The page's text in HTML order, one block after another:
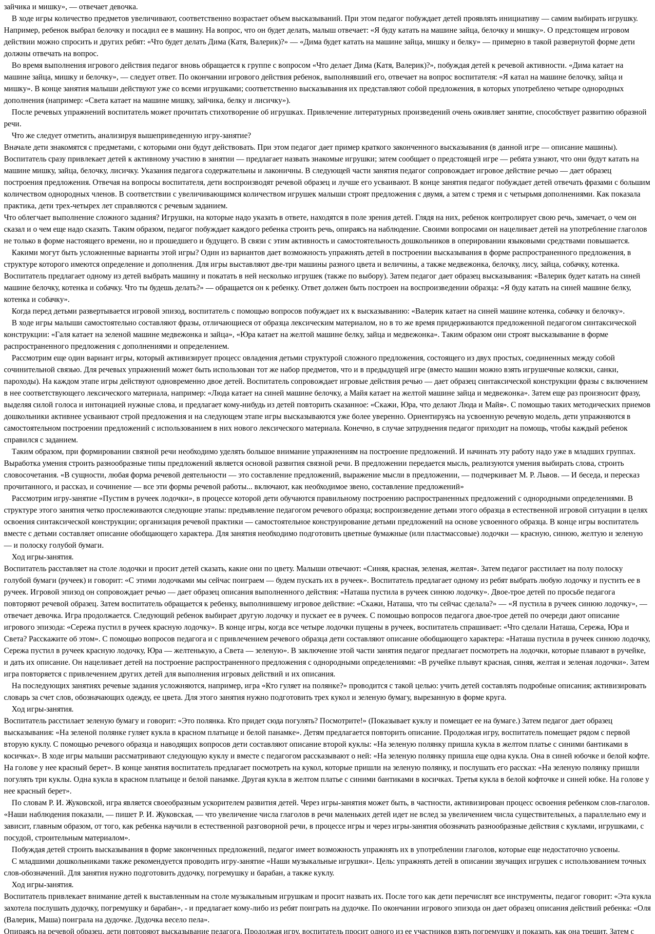
зайчика и мишку», — отвечает девочка.
В ходе игры количество предметов увеличивают, соответственно возрастает объем высказываний. При этом педагог побуждает детей проявлять инициативу — самим выбирать игрушку.
Например, ребенок выбрал белочку и посадил ее в машину. На вопрос, что он будет делать, малыш отвечает: «Я буду катать на машине зайца, белочку и мишку». О предстоящем игровом
действии можно спросить и других ребят: «Что будет делать Дима (Катя, Валерик)?» — «Дима будет катать на машине зайца, мишку и белку» — примерно в такой развернутой форме дети
должны отвечать на вопрос.
Во время выполнения игрового действия педагог вновь обращается к группе с вопросом «Что делает Дима (Катя, Валерик)?», побуждая детей к речевой активности. «Дима катает на
машине зайца, мишку и белочку», — следует ответ. По окончании игрового действия ребенок, выполнявший его, отвечает на вопрос воспитателя: «Я катал на машине белочку, зайца и
мишку». В конце занятия малыши действуют уже со всеми игрушками; соответственно высказывания их представляют собой предложения, в которых употреблено четыре однородных
дополнения (например: «Света катает на машине мишку, зайчика, белку и лисичку»).
После речевых упражнений воспитатель может прочитать стихотворение об игрушках. Привлечение литературных произведений очень оживляет занятие, способствует развитию образной
речи.
Что же следует отметить, анализируя вышеприведенную игру-занятие?
Вначале дети знакомятся с предметами, с которыми они будут действовать. При этом педагог дает пример краткого законченного высказывания (в данной игре — описание машины).
Воспитатель сразу привлекает детей к активному участию в занятии — предлагает назвать знакомые игрушки; затем сообщает о предстоящей игре — ребята узнают, что они будут катать на
машине мишку, зайца, белочку, лисичку. Указания педагога содержательны и лаконичны. В следующей части занятия педагог сопровождает игровое действие речью — дает образец
построения предложения. Отвечая на вопросы воспитателя, дети воспроизводят речевой образец и лучше его усваивают. В конце занятия педагог побуждает детей отвечать фразами с большим
количеством однородных членов. В соответствии с увеличивающимся количеством игрушек малыши строят предложения с двумя, а затем с тремя и с четырьмя дополнениями. Как показала
практика, дети трех-четырех лет справляются с речевым заданием.
Что облегчает выполнение сложного задания? Игрушки, на которые надо указать в ответе, находятся в поле зрения детей. Глядя на них, ребенок контролирует свою речь, замечает, о чем он
сказал и о чем еще надо сказать. Таким образом, педагог побуждает каждого ребенка строить речь, опираясь на наблюдение. Своими вопросами он нацеливает детей на употребление глаголов
не только в форме настоящего времени, но и прошедшего и будущего. В связи с этим активность и самостоятельность дошкольников в оперировании языковыми средствами повышается.
Какими могут быть усложненные варианты этой игры? Один из вариантов дает возможность упражнять детей в построении высказывания в форме распространенного предложения, в
структуре которого имеются определение и дополнения. Для игры выставляют две-три машины разного цвета и величины, а также медвежонка, белочку, лису, зайца, собачку, котенка.
Воспитатель предлагает одному из детей выбрать машину и покатать в ней несколько игрушек (также по выбору). Затем педагог дает образец высказывания: «Валерик будет катать на синей
машине белочку, котенка и собачку. Что ты будешь делать?» — обращается он к ребенку. Ответ должен быть построен на воспроизведении образца: «Я буду катать на синей машине белку,
котенка и собачку».
Когда перед детьми развертывается игровой эпизод, воспитатель с помощью вопросов побуждает их к высказыванию: «Валерик катает на синей машине котенка, собачку и белочку».
В ходе игры малыши самостоятельно составляют фразы, отличающиеся от образца лексическим материалом, но в то же время придерживаются предложенной педагогом синтаксической
конструкции: «Галя катает на зеленой машине медвежонка и зайца», «Юра катает на желтой машине белку, зайца и медвежонка». Таким образом они строят высказывание в форме
распространенного предложения с дополнениями и определением.
Рассмотрим еще один вариант игры, который активизирует процесс овладения детьми структурой сложного предложения, состоящего из двух простых, соединенных между собой
сочинительной связью. Для речевых упражнений может быть использован тот же набор предметов, что и в предыдущей игре (вместо машин можно взять игрушечные коляски, санки,
пароходы). На каждом этапе игры действуют одновременно двое детей. Воспитатель сопровождает игровые действия речью — дает образец синтаксической конструкции фразы с включением
в нее соответствующего лексического материала, например: «Люда катает на синей машине белочку, а Майя катает на желтой машине зайца и медвежонка». Затем еще раз произносит фразу,
выделяя силой голоса и интонацией нужные слова, и предлагает кому-нибудь из детей повторить сказанное: «Скажи, Юра, что делают Люда и Майя». С помощью таких методических приемов
дошкольники активнее усваивают строй предложения и на следующем этапе игры высказываются уже более уверенно. Ориентируясь на усвоенную речевую модель, дети упражняются в
самостоятельном построении предложений с использованием в них нового лексического материала. Конечно, в случае затруднения педагог приходит на помощь, чтобы каждый ребенок
справился с заданием.
Таким образом, при формировании связной речи необходимо уделять большое внимание упражнениям на построение предложений. И начинать эту работу надо уже в младших группах.
Выработка умения строить разнообразные типы предложений является основой развития связной речи. В предложении передается мысль, реализуются умения выбирать слова, строить
словосочетания. «В сущности, любая форма речевой деятельности — это составление предложений, выражение мысли в предложении, — подчеркивает М. Р. Львов. — И беседа, и пересказ
прочитанного, и рассказ, и сочинение — все эти формы речевой работы... включают, как необходимое звено, составление предложений»
Рассмотрим игру-занятие «Пустим в ручеек лодочки», в процессе которой дети обучаются правильному построению распространенных предложений с однородными определениями. В
структуре этого занятия четко прослеживаются следующие этапы: предъявление педагогом речевого образца; воспроизведение детьми этого образца в естественной игровой ситуации в целях
освоения синтаксической конструкции; организация речевой практики — самостоятельное конструирование детьми предложений на основе усвоенного образца. В конце игры воспитатель
вместе с детьми составляет описание обобщающего характера. Для занятия необходимо подготовить цветные бумажные (или пластмассовые) лодочки — красную, синюю, желтую и зеленую
— и полоску голубой бумаги.
Ход игры-занятия.
Воспитатель расставляет на столе лодочки и просит детей сказать, какие они по цвету. Малыши отвечают: «Синяя, красная, зеленая, желтая». Затем педагог расстилает на полу полоску
голубой бумаги (ручеек) и говорит: «С этими лодочками мы сейчас поиграем — будем пускать их в ручеек». Воспитатель предлагает одному из ребят выбрать любую лодочку и пустить ее в
ручеек. Игровой эпизод он сопровождает речью — дает образец описания выполненного действия: «Наташа пустила в ручеек синюю лодочку». Двое-трое детей по просьбе педагога
повторяют речевой образец. Затем воспитатель обращается к ребенку, выполнившему игровое действие: «Скажи, Наташа, что ты сейчас сделала?» — «Я пустила в ручеек синюю лодочку», —
отвечает девочка. Игра продолжается. Следующий ребенок выбирает другую лодочку и пускает ее в ручеек. С помощью вопросов педагога двое-трое детей по очереди дают описание
игрового эпизода: «Сережа пустил в ручеек красную лодочку». В конце игры, когда все четыре лодочки пущены в ручеек, воспитатель спрашивает: «Что сделали Наташа, Сережа, Юра и
Света? Расскажите об этом». С помощью вопросов педагога и с привлечением речевого образца дети составляют описание обобщающего характера: «Наташа пустила в ручеек синюю лодочку,
Сережа пустил в ручеек красную лодочку, Юра — желтенькую, а Света — зеленую». В заключение этой части занятия педагог предлагает посмотреть на лодочки, которые плавают в ручейке,
и дать их описание. Он нацеливает детей на построение распространенного предложения с однородными определениями: «В ручейке плывут красная, синяя, желтая и зеленая лодочки». Затем
игра повторяется с привлечением других детей для выполнения игровых действий и их описания.
На последующих занятиях речевые задания усложняются, например, игра «Кто гуляет на полянке?» проводится с такой целью: учить детей составлять подробные описания; активизировать
словарь за счет слов, обозначающих одежду, ее цвета. Для этого занятия нужно подготовить трех кукол и зеленую бумагу, вырезанную в форме круга.
Ход игры-занятия.
Воспитатель расстилает зеленую бумагу и говорит: «Это полянка. Кто придет сюда погулять? Посмотрите!» (Показывает куклу и помещает ее на бумаге.) Затем педагог дает образец
высказывания: «На зеленой полянке гуляет кукла в красном платьице и белой панамке». Детям предлагается повторить описание. Продолжая игру, воспитатель помещает рядом с первой
вторую куклу. С помощью речевого образца и наводящих вопросов дети составляют описание второй куклы: «На зеленую полянку пришла кукла в желтом платье с синими бантиками в
косичках». В ходе игры малыши рассматривают следующую куклу и вместе с педагогом рассказывают о ней: «На зеленую полянку пришла еще одна кукла. Она в синей юбочке и белой кофте.
На голове у нее красный берет». В конце занятия воспитатель предлагает посмотреть на кукол, которые пришли на зеленую полянку, и послушать его рассказ: «На зеленую полянку пришли
погулять три куклы. Одна кукла в красном платьице и белой панамке. Другая кукла в желтом платье с синими бантиками в косичках. Третья кукла в белой кофточке и синей юбке. На голове у
нее красный берет».
По словам Р. И. Жуковской, игра является своеобразным ускорителем развития детей. Через игры-занятия может быть, в частности, активизирован процесс освоения ребенком слов-глаголов.
«Наши наблюдения показали, — пишет Р. И. Жуковская, — что увеличение числа глаголов в речи маленьких детей идет не вслед за увеличением числа существительных, а параллельно ему и
зависит, главным образом, от того, как ребенка научили в естественной разговорной речи, в процессе игры и через игры-занятия обозначать разнообразные действия с куклами, игрушками, с
посудой, строительным материалом».
Побуждая детей строить высказывания в форме законченных предложений, педагог имеет возможность упражнять их в употреблении глаголов, которые еще недостаточно усвоены.
С младшими дошкольниками также рекомендуется проводить игру-занятие «Наши музыкальные игрушки». Цель: упражнять детей в описании звучащих игрушек с использованием точных
слов-обозначений. Для занятия нужно подготовить дудочку, погремушку и барабан, а также куклу.
Ход игры-занятия.
Воспитатель привлекает внимание детей к выставленным на столе музыкальным игрушкам и просит назвать их. После того как дети перечислят все инструменты, педагог говорит: «Эта кукла
захотела послушать дудочку, погремушку и барабан», - и предлагает кому-либо из ребят поиграть на дудочке. По окончании игрового эпизода он дает образец описания действий ребенка: «Оля
(Валерик, Маша) поиграла на дудочке. Дудочка весело пела».
Опираясь на речевой образец, дети повторяют высказывание педагога. Продолжая игру, воспитатель просит одного из ее участников взять погремушку и показать, как она трещит. Затем с